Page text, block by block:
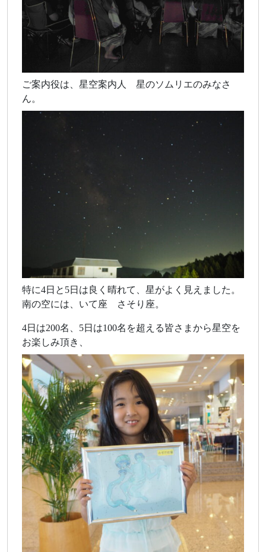
ご案内役は、星空案内人 星のソムリエのみなさ
ん。
特に4日と5日は良く晴れて、星がよく見えました。
南の空には、いて座 さそり座。
4日は200名、5日は100名を超える皆さまから星空を
お楽しみ頂き、